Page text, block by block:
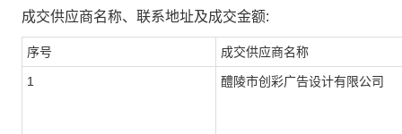
成交供应商名称、联系地址及成交金额:
序号 成交供应商名称
1 醴陵市创彩广告设计有限公司